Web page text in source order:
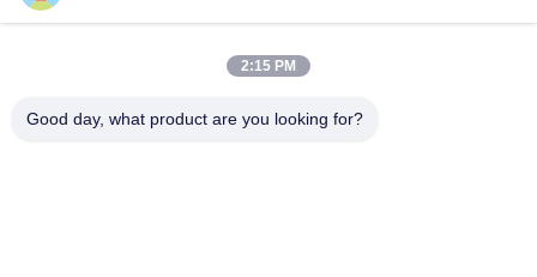
2:15 PM
Good day, what product are you looking for?